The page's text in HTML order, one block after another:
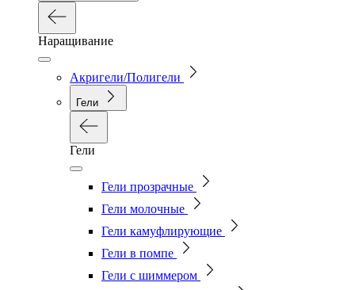
Наращивание
Акригели/Полигели
Гели
Гели
Гели прозрачные
Гели молочные
Гели камуфлирующие
Гели в помпе
Гели с шиммером